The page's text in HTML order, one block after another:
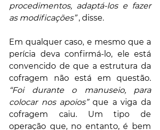
procedimentos, adaptá-los e fazer
as modificações” , disse.
Em qualquer caso, e mesmo que a
perícia deva confirmá-lo, ele está
convencido de que a estrutura da
“Foi durante o manuseio, para
colocar nos apoios” que a viga da
cofragem caiu. Um tipo de
operação que, no entanto, é bem